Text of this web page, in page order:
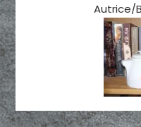
Autrice/